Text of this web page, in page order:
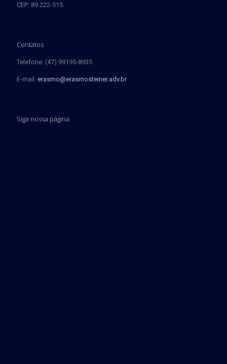
CEP: 89.222-515.
Contatos
Telefone: (47) 99195-8935
E-mail: erasmo@erasmosteiner.adv.br
Siga nossa página